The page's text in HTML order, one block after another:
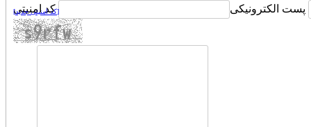
پست الکترونیکی کد امنیتی[کد امنیتی جدید]